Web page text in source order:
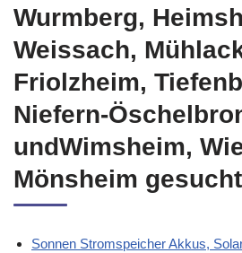
Wurmberg,
Weissach,
Friolzheim,
Niefern-
undWimsheim,
Mönsheim
Sonnen Stromspeicher Akkus,